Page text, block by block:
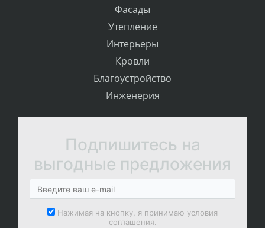
Фасады
Утепление
Интерьеры
Кровли
Благоустройство
Инженерия
Подпишитесь на
выгодные предложения
Нажимая на кнопку, я принимаю условия
соглашения.